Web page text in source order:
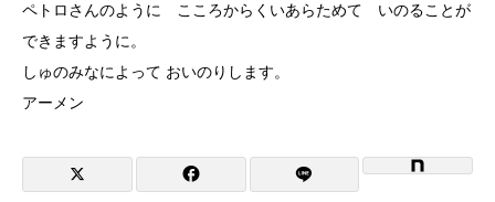
ペトロさんのように こころからくいあらためて いのることが
できますように。
しゅのみなによって おいのりします。
アーメン